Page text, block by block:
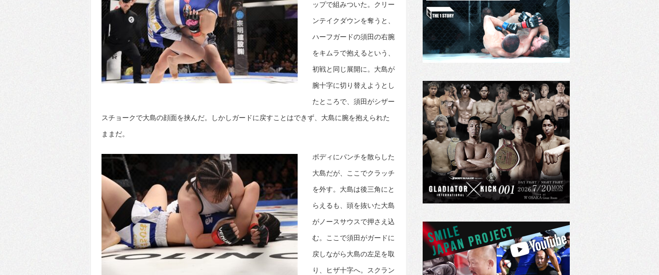
ップで組みついた。クリー
ンテイクダウンを奪うと、
ハーフガードの須田の右腕
をキムラで抱えるという、
初戦と同じ展開に。大島が
腕十字に切り替えようとし
たところで、須田がシザー
スチョークで大島の顔面を挟んだ。しかしガードに戻すことはできず、大島に腕を抱えられた
ままだ。
ボディにパンチを散らした
大島だが、ここでクラッチ
を外す。大島は後三角にと
らえるも、頭を抜いた大島
がノースサウスで押さえ込
む。ここで須田がガードに
戻しながら大島の左足を取
り、ヒザ十字へ。スクラン